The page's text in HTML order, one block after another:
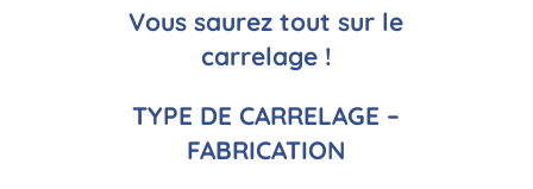
Vous saurez tout sur le
carrelage !
TYPE DE CARRELAGE –
FABRICATION